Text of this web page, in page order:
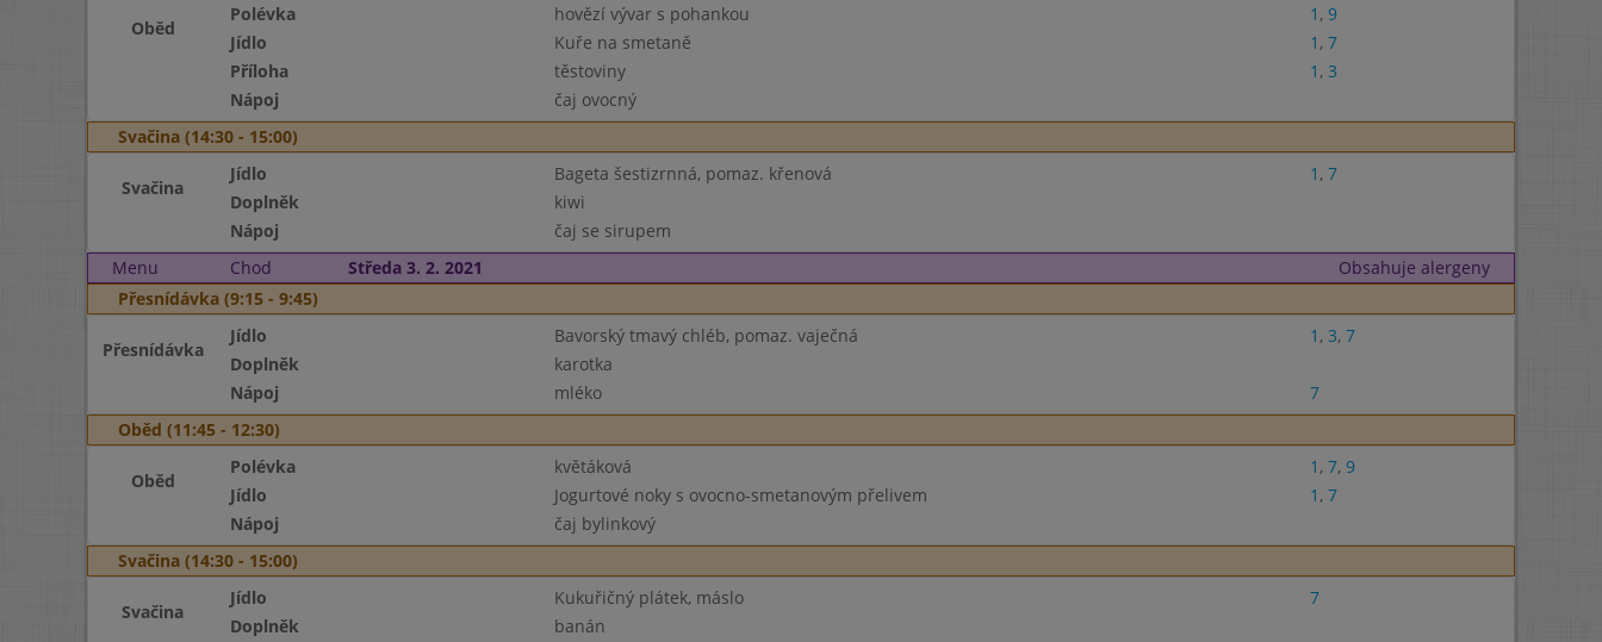
Oběd
Polévka hovězí vývar s pohankou 1 , 9
Jídlo
Kuře na smetaně 1 , 7
Příloha
těstoviny 1 , 3
Nápoj
čaj ovocný
Svačina (14:30 - 15:00)
Svačina
Jídlo Bageta šestizrnná, pomaz. křenová 1 , 7
Doplněk
kiwi
Nápoj
čaj se sirupem
Menu
Chod Středa 3. 2. 2021
Obsahuje alergeny
Přesnídávka (9:15 - 9:45)
Přesnídávka
Jídlo Bavorský tmavý chléb, pomaz. vaječná 1 , 3, 7
Doplněk
karotka
Nápoj
mléko
7
Oběd (11:45 - 12:30)
Oběd
Polévka květáková 1 , 7, 9
Jídlo
Jogurtové noky s ovocno-smetanovým přelivem 1 , 7
Nápoj
čaj bylinkový
Svačina (14:30 - 15:00)
Svačina
Jídlo Kukuřičný plátek, máslo
7
Doplněk
banán